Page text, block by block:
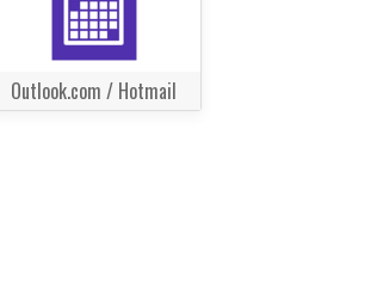
Outlook.com / Hotmail